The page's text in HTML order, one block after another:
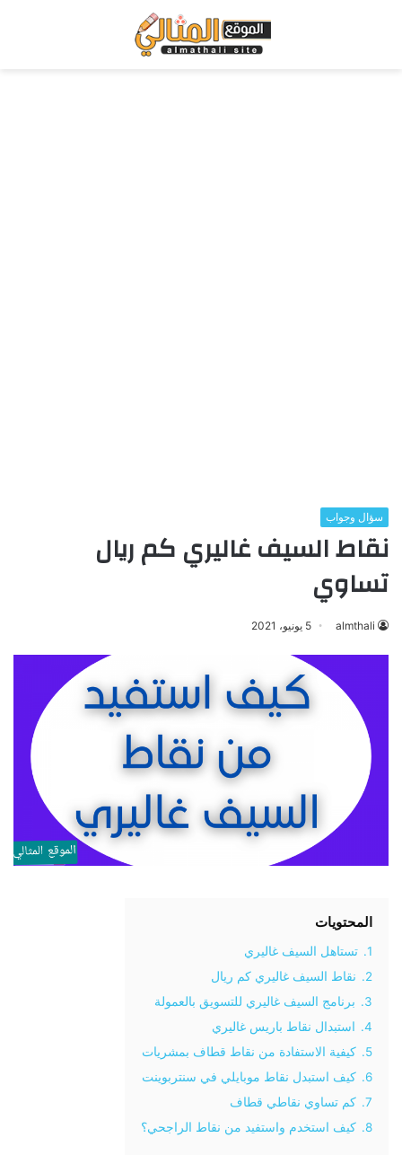
سؤال وجواب
نقاط السيف غاليري كم ريال
تساوي
almthali 5 يونيو، 2021
المحتويات
1.
تستاهل السيف غاليري
2.
نقاط السيف غاليري كم ريال
3.
برنامج السيف غاليري للتسويق بالعمولة
4.
استبدال نقاط باريس غاليري
5.
كيفية الاستفادة من نقاط قطاف بمشريات
6.
كيف استبدل نقاط موبايلي في سنتربوينت
7.
كم تساوي نقاطي قطاف
8.
كيف استخدم واستفيد من نقاط الراجحي؟